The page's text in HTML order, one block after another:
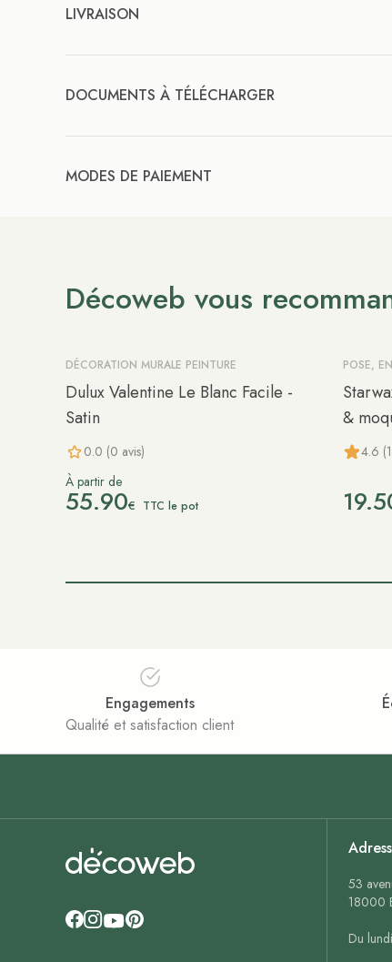
LIVRAISON
DOCUMENTS À TÉLÉCHARGER
MODES DE PAIEMENT
Décoweb vous
DÉCORATION MURALE PEINTURE
Dulux Valentine Le Blanc Facile -
Satin
0.0 (0 avis)
À partir de
55.90€ TTC le pot
POSE,
&
4.6
Engagements
Qualité et satisfaction client
53
18000
Du